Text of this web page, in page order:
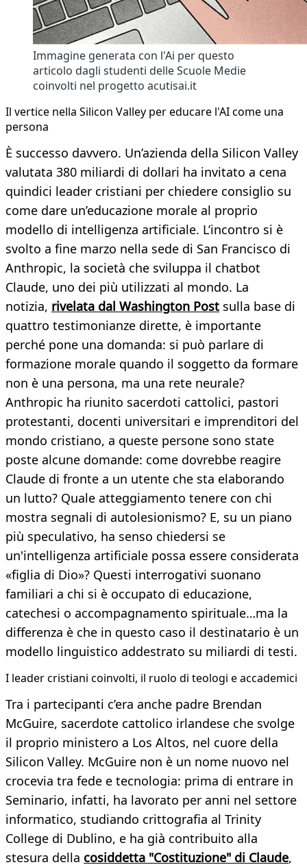
Immagine generata con l'Ai per questo
articolo dagli studenti delle Scuole Medie
coinvolti nel progetto acutisai.it
Il vertice nella Silicon Valley per educare l'AI come una
persona
È successo davvero. Un’azienda della Silicon Valley
valutata 380 miliardi di dollari ha invitato a cena
quindici leader cristiani per chiedere consiglio su
come dare un’educazione morale al proprio
modello di intelligenza artificiale. L’incontro si è
svolto a fine marzo nella sede di San Francisco di
Anthropic, la società che sviluppa il chatbot
Claude, uno dei più utilizzati al mondo. La
notizia, rivelata dal Washington Post sulla base di
quattro testimonianze dirette, è importante
perché pone una domanda: si può parlare di
formazione morale quando il soggetto da formare
non è una persona, ma una rete neurale?
Anthropic ha riunito sacerdoti cattolici, pastori
protestanti, docenti universitari e imprenditori del
mondo cristiano, a queste persone sono state
poste alcune domande: come dovrebbe reagire
Claude di fronte a un utente che sta elaborando
un lutto? Quale atteggiamento tenere con chi
mostra segnali di autolesionismo? E, su un piano
più speculativo, ha senso chiedersi se
un'intelligenza artificiale possa essere considerata
«figlia di Dio»? Questi interrogativi suonano
familiari a chi si è occupato di educazione,
catechesi o accompagnamento spirituale…ma la
differenza è che in questo caso il destinatario è un
modello linguistico addestrato su miliardi di testi.
I leader cristiani coinvolti, il ruolo di teologi e accademici
Tra i partecipanti c’era anche padre Brendan
McGuire, sacerdote cattolico irlandese che svolge
il proprio ministero a Los Altos, nel cuore della
Silicon Valley. McGuire non è un nome nuovo nel
crocevia tra fede e tecnologia: prima di entrare in
Seminario, infatti, ha lavorato per anni nel settore
informatico, studiando crittografia al Trinity
College di Dublino, e ha già contribuito alla
stesura della cosiddetta "Costituzione" di Claude,